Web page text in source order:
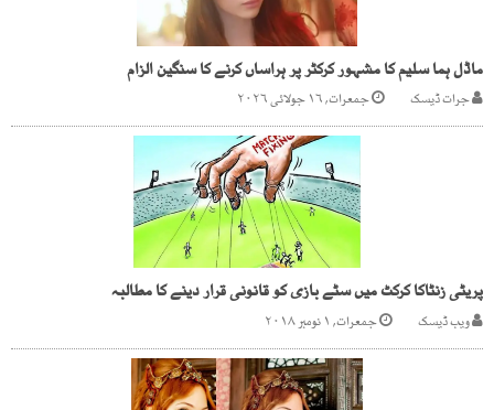
ماڈل ہما سلیم کا مشہور کرکٹر پر ہراساں کرنے کا سنگین الزام
جرات ڈیسک جمعرات, ۱۶ جولائی ۲۰۲۶
پریٹی زنٹاکا کرکٹ میں سٹے بازی کو قانونی قرار دینے کا مطالبہ
ویب ڈیسک جمعرات, ۱ نومبر ۲۰۱۸